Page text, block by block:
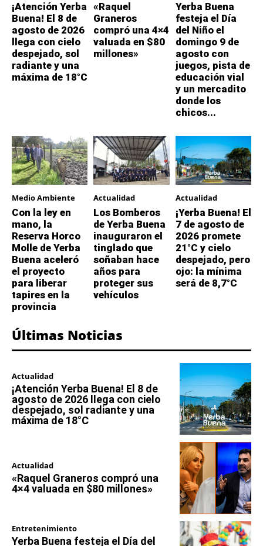
¡Atención Yerba
Buena! El 8 de
agosto de 2026
llega con cielo
despejado, sol
radiante y una
máxima de 18°C
«Raquel
Graneros
compró una 4×4
valuada en $80
millones»
Yerba Buena
festeja el Día
del Niño el
domingo 9 de
agosto con
juegos, pista de
educación vial
y un mercadito
donde los
chicos...
Medio Ambiente
Con la ley en
mano, la
Reserva Horco
Molle de Yerba
Buena aceleró
el proyecto
para liberar
tapires en la
provincia
Actualidad
Los Bomberos
de Yerba Buena
inauguraron el
tinglado que
soñaban hace
años para
proteger sus
vehículos
Actualidad
¡Yerba Buena! El
7 de agosto de
2026 promete
21°C y cielo
despejado, pero
ojo: la mínima
será de 8,7°C
Últimas Noticias
Actualidad
¡Atención Yerba Buena! El 8 de
agosto de 2026 llega con cielo
despejado, sol radiante y una
máxima de 18°C
Actualidad
«Raquel Graneros compró una
4×4 valuada en $80 millones»
Entretenimiento
Yerba Buena festeja el Día del